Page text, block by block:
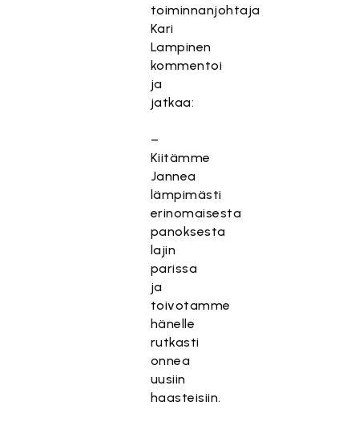
toiminnanjohtaja
Kari
Lampinen
kommentoi
ja
jatkaa:
–
Kiitämme
Jannea
lämpimästi
erinomaisesta
panoksesta
lajin
parissa
ja
toivotamme
hänelle
rutkasti
onnea
uusiin
haasteisiin.